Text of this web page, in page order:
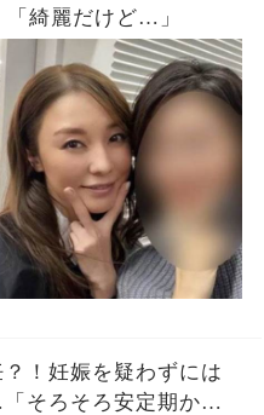
「綺麗だけど…」
！妊娠を疑わずには
そろそろ安定期か